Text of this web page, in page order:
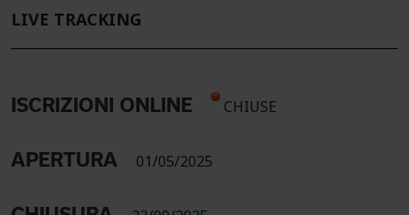
LIVE TRACKING
ISCRIZIONI ONLINE CHIUSE
APERTURA 01/05/2025